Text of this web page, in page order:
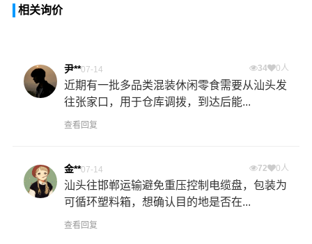
相关询价
尹**07-14 34 0人
近期有一批多品类混装休闲零食需要从汕头发
往张家口，用于仓库调拨，到达后能...
查看回复
金**07-14 72 0人
汕头往邯郸运输避免重压控制电缆盘，包装为
可循环塑料箱，想确认目的地是否在...
查看回复